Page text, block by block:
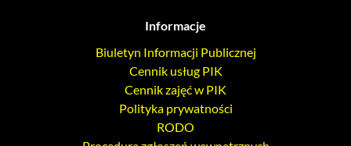
Informacje
Biuletyn Informacji Publicznej
Cennik usług PIK
Cennik zajęć w PIK
Polityka prywatności
RODO